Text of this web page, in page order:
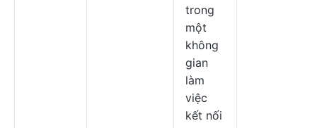
trong
một
không
gian
làm
việc
kết nối